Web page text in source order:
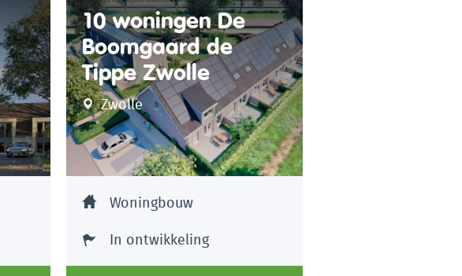
10 woningen De
Boomgaard de
Tippe Zwolle
Zwolle
Woningbouw
In ontwikkeling